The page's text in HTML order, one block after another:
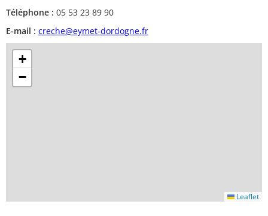
Téléphone : 05 53 23 89 90
E-mail : creche@eymet-dordogne.fr
+
−
Leaflet